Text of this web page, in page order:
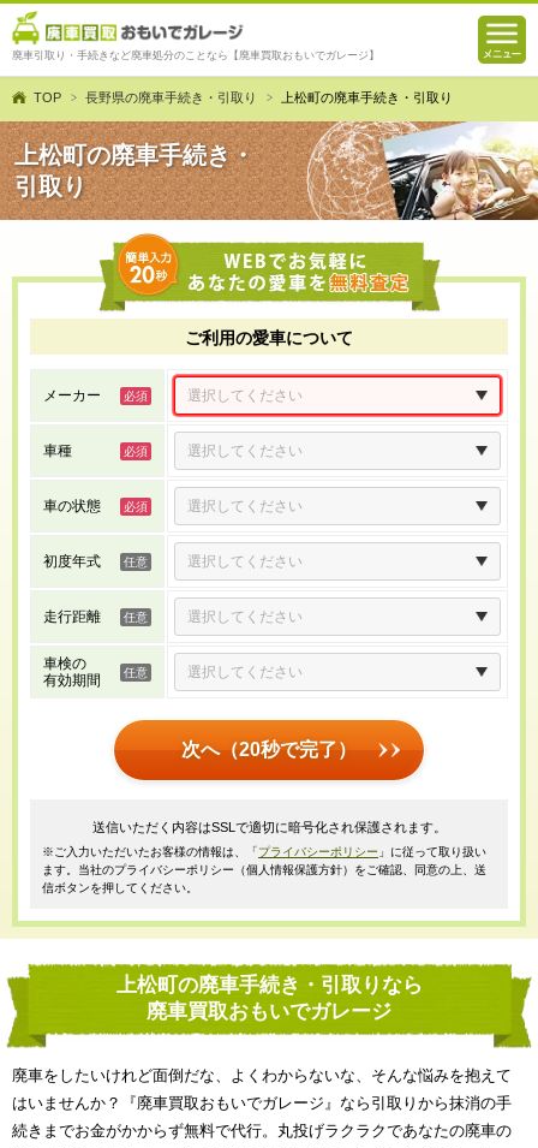
廃車引取り・手続きなど廃車処分のことなら【廃車買取おもいでガレージ】
TOP 長野県の廃車手続き・引取り 上松町の廃車手続き・引取り
上松町の廃車手続き・
引取り
ご利用の愛車について
メーカー
車種
車の状態
初度年式
走行距離
車検の
有効期間
次へ（20秒で完了）
送信いただく内容はSSLで適切に暗号化され保護されます。
※ご入力いただいたお客様の情報は、「プライバシーポリシー 」に従って取り扱い
ます。当社のプライバシーポリシー（個人情報保護方針）をご確認、同意の上、送
信ボタンを押してください。
上松町の廃車手続き・引取りなら
廃車買取おもいでガレージ
廃車をしたいけれど面倒だな、よくわからないな、そんな悩みを抱えて
はいませんか？『廃車買取おもいでガレージ』なら引取りから抹消の手
続きまでお金がかからず無料で代行。丸投げラクラクであなたの廃車の